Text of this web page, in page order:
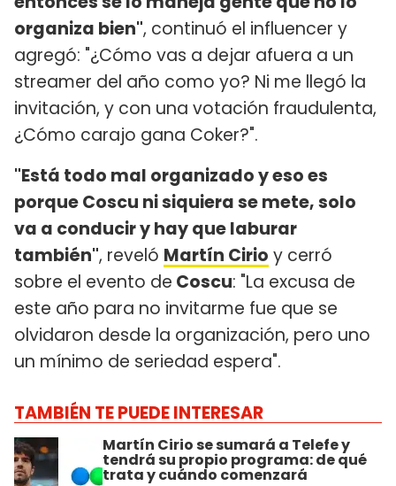
organiza bien", continuó el influencer y
agregó: "¿Cómo vas a dejar afuera a un
streamer del año como yo? Ni me llegó la
invitación, y con una votación fraudulenta,
¿Cómo carajo gana Coker?".
"Está todo mal organizado y eso es
porque Coscu ni siquiera se mete, solo
va a conducir y hay que laburar
también", reveló Martín Cirio y cerró
sobre el evento de Coscu: "La excusa de
este año para no invitarme fue que se
olvidaron desde la organización, pero uno
un mínimo de seriedad espera".
TAMBIÉN TE PUEDE INTERESAR
Martín Cirio se sumará a Telefe y
tendrá su propio programa: de qué
trata y cuándo comenzará